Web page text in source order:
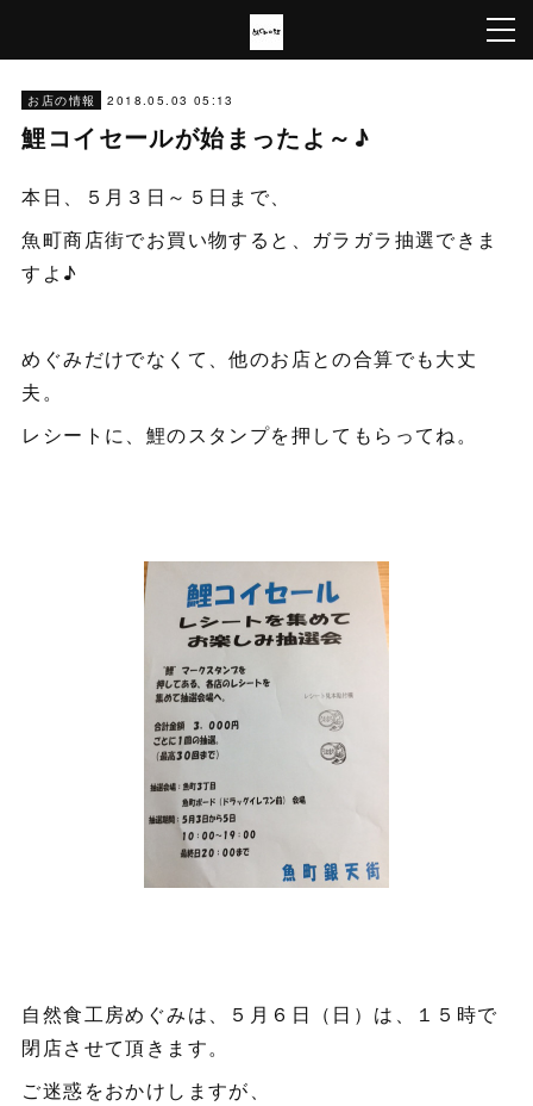
お店の情報 2018.05.03 05:13
鯉コイセールが始まったよ～♪
本日、５月３日～５日まで、
魚町商店街でお買い物すると、ガラガラ抽選できま
すよ♪
めぐみだけでなくて、他のお店との合算でも大丈
夫。
レシートに、鯉のスタンプを押してもらってね。
自然食工房めぐみは、５月６日（日）は、１５時で
閉店させて頂きます。
ご迷惑をおかけしますが、